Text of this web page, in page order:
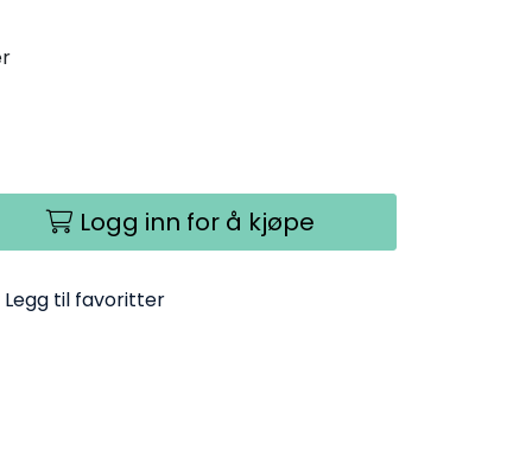
Logg inn for å kjøpe
Legg til favoritter